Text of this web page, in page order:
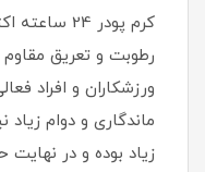
کرم پودر 24
رطوبت و تعریق مقاوم
ورزشکاران و افراد
ماندگاری و دوام زیاد
زیاد بوده و در